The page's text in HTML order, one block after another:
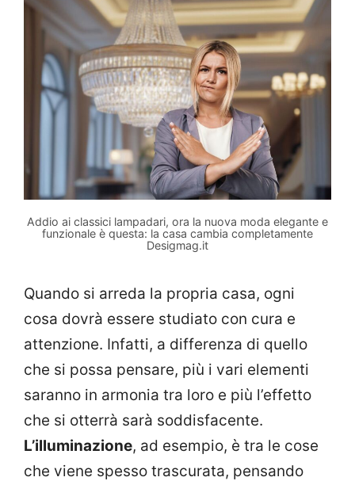
Addio ai classici lampadari, ora la nuova moda elegante e
funzionale è questa: la casa cambia completamente
Desigmag.it
Quando si arreda la propria casa, ogni
cosa dovrà essere studiato con cura e
attenzione. Infatti, a differenza di quello
che si possa pensare, più i vari elementi
saranno in armonia tra loro e più l’effetto
che si otterrà sarà soddisfacente.
L’illuminazione, ad esempio, è tra le cose
che viene spesso trascurata, pensando